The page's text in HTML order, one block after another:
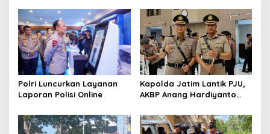
Polri Luncurkan Layanan
Laporan Polisi Online
Kapolda Jatim Lantik PJU,
AKBP Anang Hardiyanto